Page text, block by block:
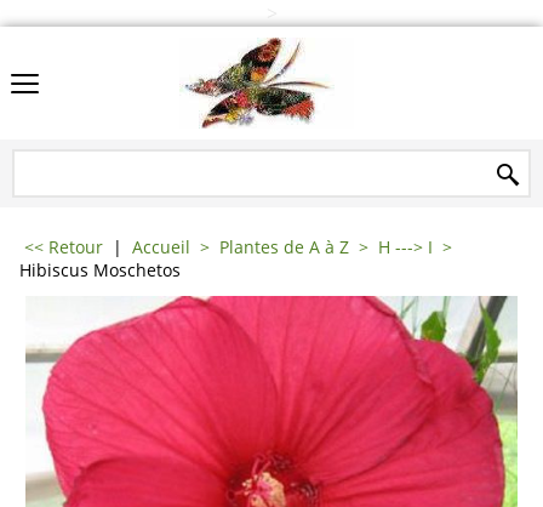
<< Retour | Accueil > Plantes de A à Z > H ---> I >
Hibiscus Moschetos